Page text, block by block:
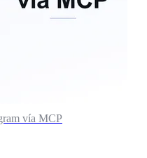
vía MCP